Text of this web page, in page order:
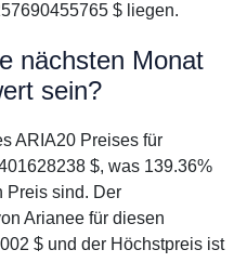
$ liegen.
nächsten Monat
sein?
ARIA20 Preises für
$, was 139.36%
Preis sind. Der
Arianee für diesen
$ und der Höchstpreis ist